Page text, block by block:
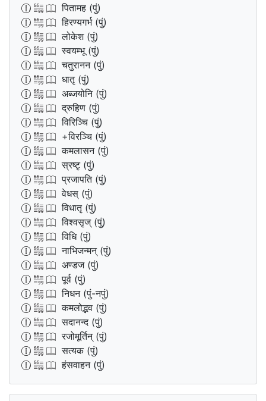
पितामह (पुं)
हिरण्यगर्भ (पुं)
लोकेश (पुं)
स्वयम्भू (पुं)
चतुरानन (पुं)
धातृ (पुं)
अब्जयोनि (पुं)
द्रुहिण (पुं)
विरिञ्चि (पुं)
+विरञ्चि (पुं)
कमलासन (पुं)
स्रष्टृ (पुं)
प्रजापति (पुं)
वेधस् (पुं)
विधातृ (पुं)
विश्वसृज् (पुं)
विधि (पुं)
नाभिजन्मन् (पुं)
अण्डज (पुं)
पूर्व (पुं)
निधन (पुं-नपुं)
कमलोद्भव (पुं)
सदानन्द (पुं)
रजोमूर्तिन् (पुं)
सत्यक (पुं)
हंसवाहन (पुं)